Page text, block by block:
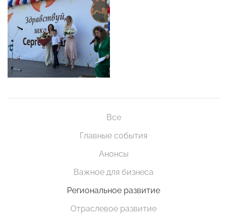
Все
Главные события
Анонсы
Важное для бизнеса
Региональное развитие
Отраслевое развитие